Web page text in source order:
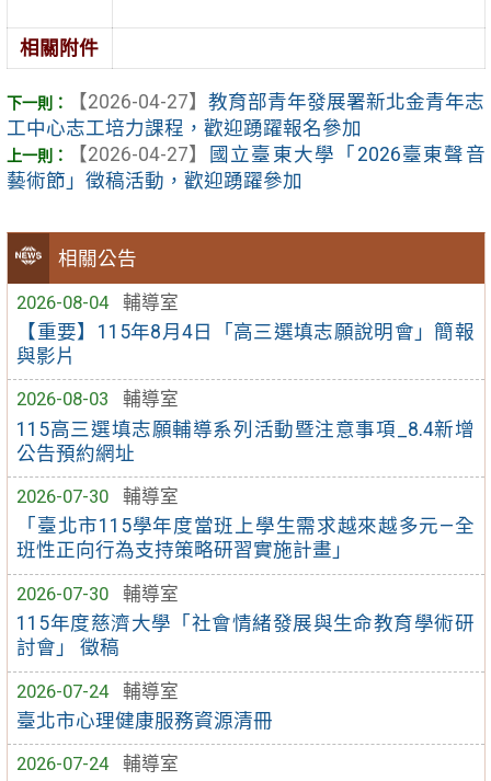
相關公告
2026-08-04
輔導室
【重要】115年8月4日「高三選填志願說明會」簡報
與影片
2026-08-03
輔導室
115高三選填志願輔導系列活動暨注意事項_8.4新增
公告預約網址
2026-07-30
輔導室
「臺北市115學年度當班上學生需求越來越多元—全
班性正向行為支持策略研習實施計畫」
2026-07-30
輔導室
115年度慈濟大學「社會情緒發展與生命教育學術研
討會」 徵稿
2026-07-24
輔導室
臺北市心理健康服務資源清冊
2026-07-24
輔導室
相關附件
【2026-04-27】 教育部青年發展署新北金青年志
工中心志工培力課程，歡迎踴躍報名參加
【2026-04-27】
國立臺東大學「2026臺東聲音
藝術節」徵稿活動，歡迎踴躍參加